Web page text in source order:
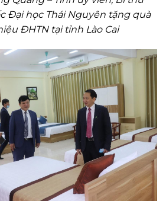
Đại học Thái Nguyên tặng quà
ĐHTN tại tỉnh Lào Cai